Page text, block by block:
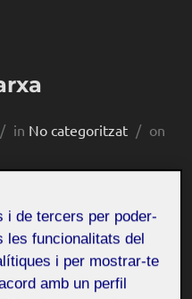
in No categoritzat
on
Públic
i de tercers per poder-
les funcionalitats del
i per mostrar-te
amb un perfil